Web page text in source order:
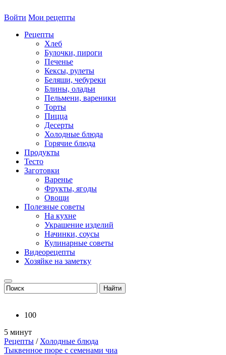
Войти Мои рецепты
Рецепты
Хлеб
Булочки, пироги
Печенье
Кексы, рулеты
Беляши, чебуреки
Блины, оладьи
Пельмени, вареники
Торты
Пицца
Десерты
Холодные блюда
Горячие блюда
Продукты
Тесто
Заготовки
Варенье
Фрукты, ягоды
Овощи
Полезные советы
На кухне
Украшение изделий
Начинки, соусы
Кулинарные советы
Видеорецепты
Хозяйке на заметку
100
5 минут
Рецепты / Холодные блюда
Тыквенное пюре с семенами чиа